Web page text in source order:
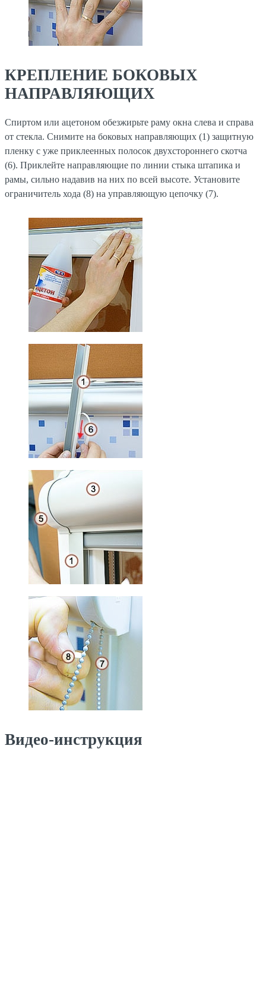
КРЕПЛЕНИЕ БОКОВЫХ
НАПРАВЛЯЮЩИХ
Спиртом или ацетоном обезжирьте раму окна слева и справа
от стекла. Снимите на боковых направляющих (1) защитную
пленку с уже приклеенных полосок двухстороннего скотча
(6). Приклейте направляющие по линии стыка штапика и
рамы, сильно надавив на них по всей высоте. Установите
ограничитель хода (8) на управляющую цепочку (7).
Видео-инструкция